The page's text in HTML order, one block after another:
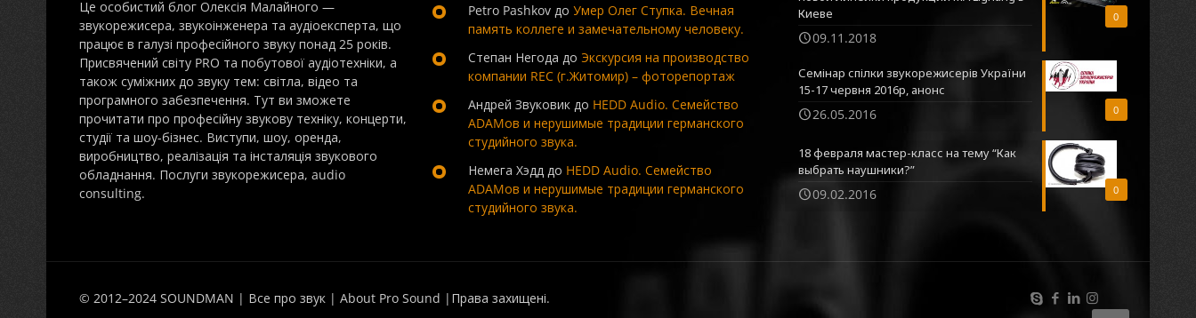
Це особистий блог Олексія Малайного —
звукорежисера, звукоінженера та аудіоексперта, що
працює в галузі професійного звуку понад 25 років.
Присвячений світу PRO та побутової аудіотехніки, а
також суміжних до звуку тем: світла, відео та
програмного забезпечення. Тут ви зможете
прочитати про професійну звукову техніку, концерти,
студії та шоу-бізнес. Виступи, шоу, оренда,
виробництво, реалізація та інсталяція звукового
обладнання. Послуги звукорежисера, audio
consulting.
Petro Pashkovдо Умер Олег Ступка. Вечная
память коллеге и замечательному человеку.
Степан Негода до Экскурсия на производство
компании REC (г.Житомир) – фоторепортаж
Андрей Звуковикдо HEDD Audio. Семейство
ADAMов и нерушимые традиции германского
студийного звука.
Немега Хэдддо HEDD Audio. Семейство
ADAMов и нерушимые традиции германского
студийного звука.
0
Киеве
09.11.2018
0
Семінар спілки звукорежисерів України
15-17 червня 2016р, анонс
26.05.2016
0
18 февраля мастер-класс на тему “Как
выбрать наушники?”
09.02.2016
© 2012–2024 SOUNDMAN | Все про звук | About Pro Sound |Права захищені.